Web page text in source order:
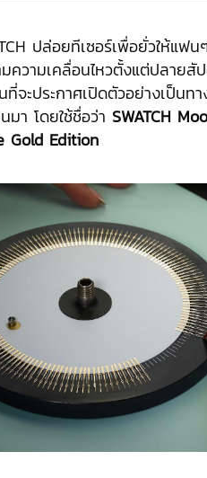
ปล่อยทีเซอร์เพื่อยั่วให้แฟ
ความเคลื่อนไหวตั้งแต่ปลายสั
จะประกาศเปิดตัวอย่างเป็นท
า โดยใช้ชื่อว่า SWATCH
Gold Edition